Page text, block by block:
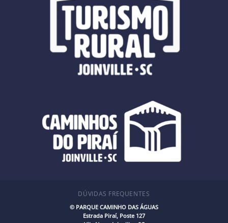
DÚVIDAS FREQUENTES
© PARQUE CAMINHO DAS ÁGUAS
Estrada Piraí, Poste 127